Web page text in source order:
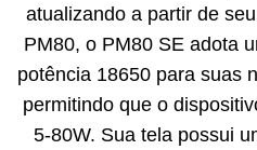
atualizando a partir de
PM80, o PM80 SE adota
potência 18650 para suas
permitindo que o
5-80W. Sua tela possui